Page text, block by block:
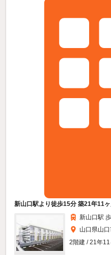
新山口駅より徒歩15分 築21年11
新山口駅 歩
山口県山
2階建 / 21年